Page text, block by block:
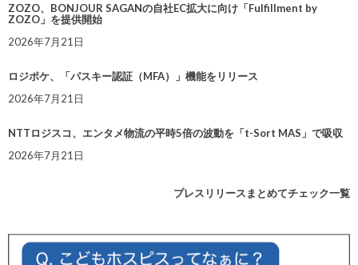
ZOZO、BONJOUR SAGANの自社EC拡大に向け「Fulfillment by
ZOZO」を提供開始
2026年7月21日
ロジポケ、「パスキー認証（MFA）」機能をリリース
2026年7月21日
NTTロジスコ、エンタメ物流の平時5倍の波動を「t-Sort MAS」で吸収
2026年7月21日
プレスリリースまとめてチェック一覧